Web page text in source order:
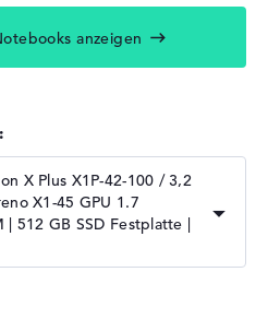
anzeigen
X Plus X1P-42-100 / 3,2
X1-45 GPU 1.7
| 512 GB SSD Festplatte |